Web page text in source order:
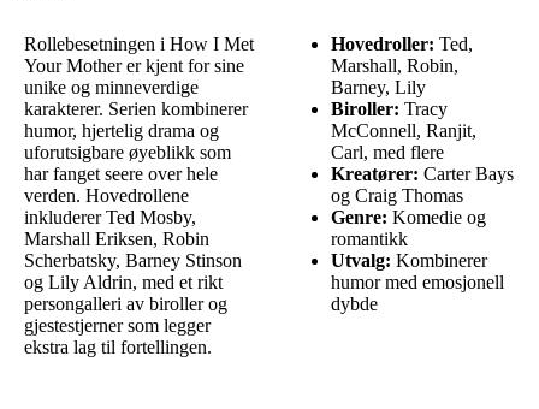
Rollebesetningen i How I Met
Your Mother er kjent for sine
unike og minneverdige
karakterer. Serien kombinerer
humor, hjertelig drama og
uforutsigbare øyeblikk som
har fanget seere over hele
verden. Hovedrollene
inkluderer Ted Mosby,
Marshall Eriksen, Robin
Scherbatsky, Barney Stinson
og Lily Aldrin, med et rikt
persongalleri av biroller og
gjestestjerner som legger
ekstra lag til fortellingen.
Hovedroller: Ted,
Marshall, Robin,
Barney, Lily
Biroller: Tracy
McConnell, Ranjit,
Carl, med flere
Kreatører: Carter Bays
og Craig Thomas
Genre: Komedie og
romantikk
Utvalg: Kombinerer
humor med emosjonell
dybde